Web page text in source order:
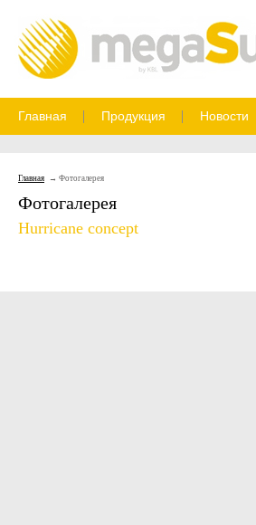
Главная Продукция Новости
Главная Фотогалерея
Фотогалерея
Hurricane concept